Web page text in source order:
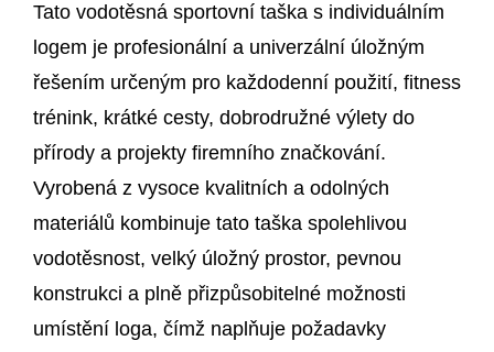
Tato vodotěsná sportovní taška s individuálním
logem je profesionální a univerzální úložným
řešením určeným pro každodenní použití, fitness
trénink, krátké cesty, dobrodružné výlety do
přírody a projekty firemního značkování.
Vyrobená z vysoce kvalitních a odolných
materiálů kombinuje tato taška spolehlivou
vodotěsnost, velký úložný prostor, pevnou
konstrukci a plně přizpůsobitelné možnosti
umístění loga, čímž naplňuje požadavky